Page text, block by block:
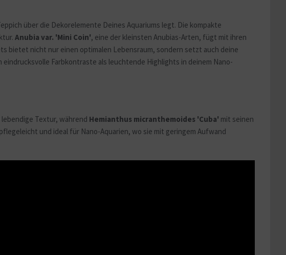
über die Dekorelemente Deines Aquariums legt. Die kompakte
Anubia var. 'Mini Coin', eine der kleinsten Anubias-Arten, fügt mit ihren
bietet nicht nur einen optimalen Lebensraum, sondern setzt auch deine
Farbkontraste als leuchtende Highlights in deinem Nano-
Textur, während Hemianthus micranthemoides 'Cuba' mit seinen
und ideal für Nano-Aquarien, wo sie mit geringem Aufwand